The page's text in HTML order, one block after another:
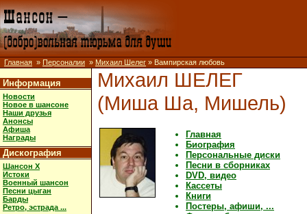
Главная » Персоналии » Михаил Шелег » Вампирская любовь
Информация
Новости
Новое в шансоне
Наши друзья
Анонсы
Афиша
Награды
Дискография
Шансон X
Истоки
Военный шансон
Песни цыган
Барды
Ретро, эстрада ...
Михаил ШЕЛЕГ
(Миша Ша, Мишель)
Главная
Биография
Персональные диски
Песни в сборниках
DVD, видео
Кассеты
Книги
Постеры, афиши, ...